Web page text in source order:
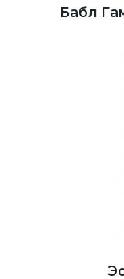
Бабл